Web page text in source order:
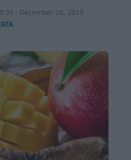
- December 26, 2019